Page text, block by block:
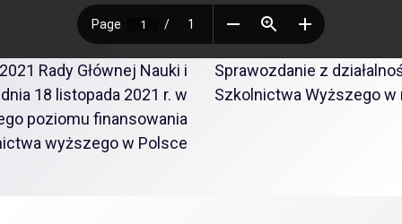
Rady Głównej Nauki i
18 listopada 2021 r. w
poziomu finansowania
wyższego w Polsce
Sprawozdanie z
Szkolnictwa Wyższego w